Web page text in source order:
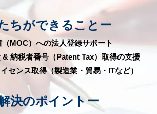
ちができることー
（MOC）への法人登録サポート
& 納税者番号（Patent Tax）取得の支援
センス取得（製造業・貿易・ITなど）
決のポイントー